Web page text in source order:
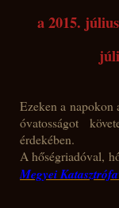
a 2015.
Ezeken a napokon
óvatosságot
érdekében.
A hőségriadóval,
Megyei